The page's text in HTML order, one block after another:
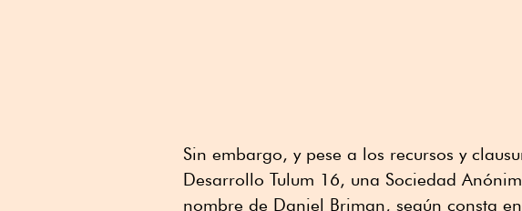
Sin embargo, y pese a los recursos y
Desarrollo Tulum 16, una Sociedad
nombre de Daniel Briman, según consta